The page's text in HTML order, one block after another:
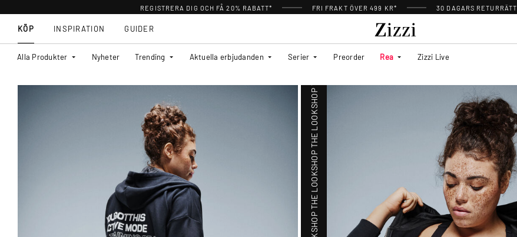
REGISTRERA DIG OCH FÅ 20% RABATT* FRI FRAKT ÖVER 499 KR* 30 DAGARS RETURRÄTT
KÖP
Alla Produkter Nyheter Trending Aktuella erbjudanden Serier Preorder Rea Zizzi Live
INSPIRATION GUIDER
SHOP THE LOOK
SHOP THE LOOK
SHOP THE LOOK
SHOP THE LOOK